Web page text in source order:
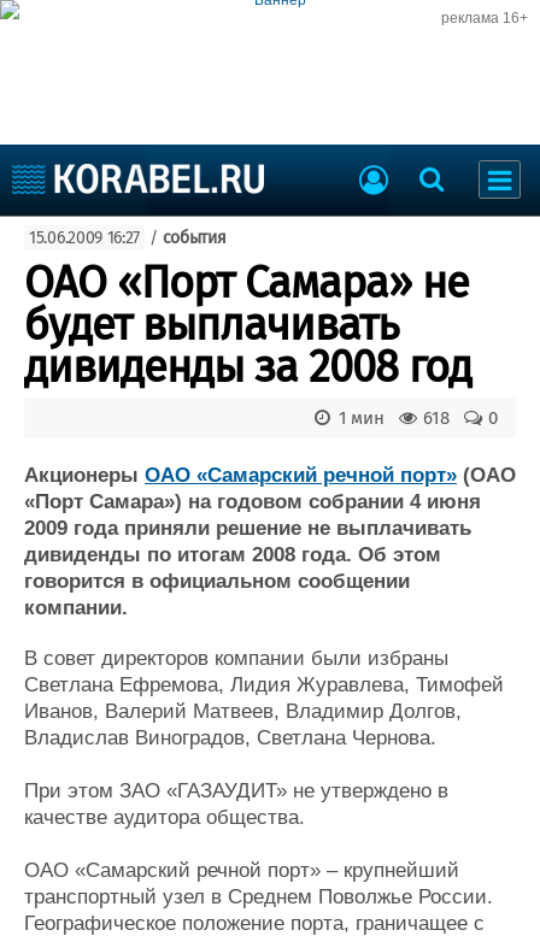
реклама 16+
Судоходство
Судоремонт
События
Пресс-релизы
Порты
Рыболовство
ВМФ
Образование
Судостроение
Пульс
Новости
Компании
Репутация
Крюинг
Журнал
Реклама
Торговая площадка
Доска объявлений
Продажа флота
Оборудование
Услуги
Конференции
Выставки и семинары
Словарь
Флот
Галерея флота
Отзывы
Все службы
15.06.2009 16:27 / события
ОАО «Порт Самара» не
будет выплачивать
дивиденды за 2008 год
0
618
1 мин
Акционеры ОАО «Самарский речной порт» (ОАО
«Порт Самара») на годовом собрании 4 июня
2009 года приняли решение не выплачивать
дивиденды по итогам 2008 года. Об этом
говорится в официальном сообщении
компании.
В совет директоров компании были избраны
Светлана Ефремова, Лидия Журавлева, Тимофей
Иванов, Валерий Матвеев, Владимир Долгов,
Владислав Виноградов, Светлана Чернова.
При этом ЗАО «ГАЗАУДИТ» не утверждено в
качестве аудитора общества.
ОАО «Самарский речной порт» – крупнейший
транспортный узел в Среднем Поволжье России.
Географическое положение порта, граничащее с